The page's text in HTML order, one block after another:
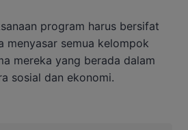
program harus bersifat
menyasar semua kelompok
mereka yang berada dalam
sosial dan ekonomi.